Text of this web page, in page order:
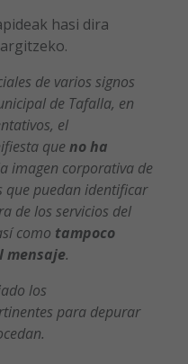
hasi dira
de varios signos
de Tafalla, en
el
queno ha
imagen corporativa de
que puedan identificar
de los servicios del
como tampoco
mensaje.
los
para depurar